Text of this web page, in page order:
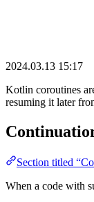
2024.03.13 15:17
Kotlin coroutines
resuming it later
Section titled
When a code with